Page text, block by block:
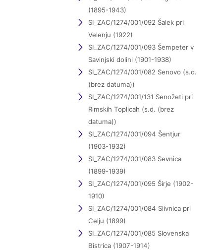
(1895-1943)
SI_ZAC/1274/001/092 Šalek pri
Velenju (1922)
SI_ZAC/1274/001/093 Šempeter v
Savinjski dolini (1901-1938)
SI_ZAC/1274/001/082 Senovo (s.d.
(brez datuma))
SI_ZAC/1274/001/131 Senožeti pri
Rimskih Toplicah (s.d. (brez
datuma))
SI_ZAC/1274/001/094 Šentjur
(1903-1932)
SI_ZAC/1274/001/083 Sevnica
(1899-1939)
SI_ZAC/1274/001/095 Širje (1902-
1910)
SI_ZAC/1274/001/084 Slivnica pri
Celju (1899)
SI_ZAC/1274/001/085 Slovenska
Bistrica (1907-1914)